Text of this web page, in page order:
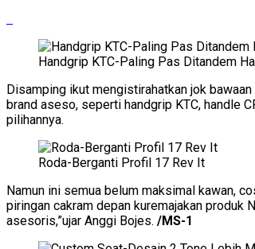
Handgrip KTC-Paling Pas Ditandem
Disamping ikut mengistirahatkan jok
brand aseso, seperti handgrip KTC, handle
pilihannya.
Roda-Berganti Profil 17 Rev It
Namun ini semua belum maksimal kawan,
piringan cakram depan kuremajakan
asesoris,”ujar Anggi Bojes. /MS-1